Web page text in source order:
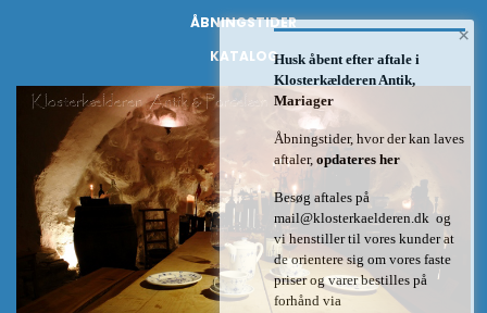
ÅBNINGSTIDER
KATALOG
×
Husk åbent efter aftale i
Klosterkælderen Antik,
Mariager
Åbningstider, hvor der kan laves
aftaler, opdateres her
Besøg aftales på
mail@klosterkaelderen.dk og
vi henstiller til vores kunder at
de orientere sig om vores faste
priser og varer bestilles på
forhånd via